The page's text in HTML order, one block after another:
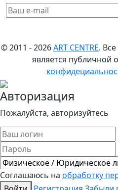
© 2011 - 2026ART CENTRE.
является публичной
Авторизация
Пожалуйста, авторизуйтесь
Соглашаюсь на обработку